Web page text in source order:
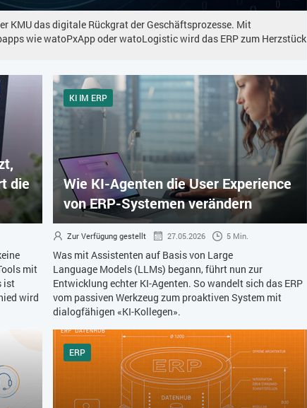
KMU das digitale Rückgrat der Geschäftsprozesse. Mit
wie watoPxApp oder watoLogistic wird das ERP zum Herzstück
die
mit
ist
wird
KI IM ERP
Wie KI-Agenten die User Experience
von ERP-Systemen verändern
Zur Verfügung gestellt 27.05.2026 5 Min.
Was mit Assistenten auf Basis von Large
Language Models (LLMs) begann, führt nun zur
Entwicklung echter KI-Agenten. So wandelt sich das ERP
vom passiven Werkzeug zum proaktiven System mit
dialogfähigen «KI-Kollegen».
ERP